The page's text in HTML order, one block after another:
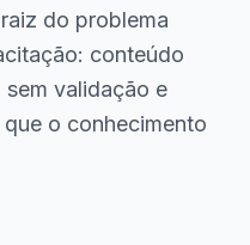
do problema
conteúdo
validação e
o conhecimento